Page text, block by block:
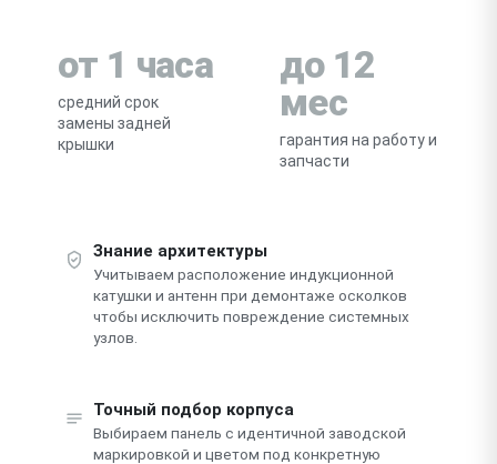
от 1 часа
средний срок
замены задней
крышки
до 12
мес
гарантия на работу и
запчасти
Знание архитектуры
Учитываем расположение индукционной
катушки и антенн при демонтаже осколков
чтобы исключить повреждение системных
узлов.
Точный подбор корпуса
Выбираем панель с идентичной заводской
маркировкой и цветом под конкретную